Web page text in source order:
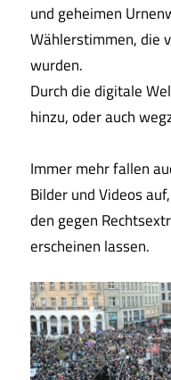
und geheimen
Wählerstimmen, die
wurden.
Durch die digitale
hinzu, oder auch
Immer mehr fallen
Bilder und Videos
den gegen
erscheinen lassen.